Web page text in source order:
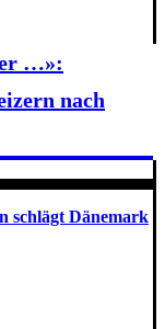
…»:
nach
schlägt Dänemark